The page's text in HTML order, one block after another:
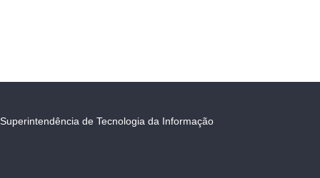
Superintendência de Tecnologia da Informação